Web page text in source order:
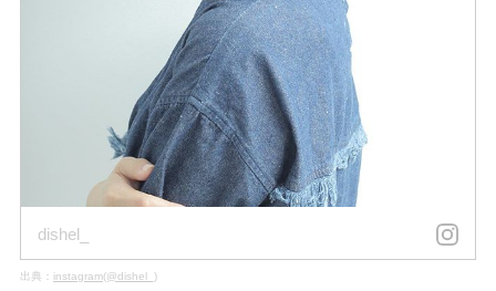
dishel_
出典： instagram(@dishel_)